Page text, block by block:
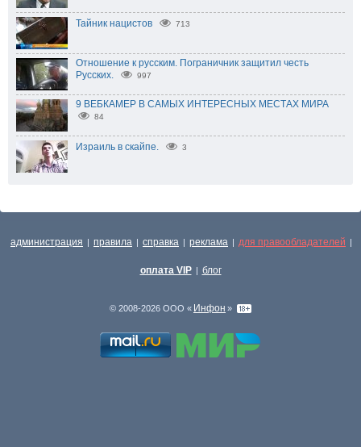
Тайник нацистов 713
Отношение к русским. Пограничник защитил честь
Русских.
997
9 ВЕБКАМЕР В САМЫХ ИНТЕРЕСНЫХ МЕСТАХ МИРА
84
Израиль в скайпе. 3
администрация | правила | справка | реклама | для правообладателей |
оплата VIP | блог
© 2008-2026 ООО « Инфон »